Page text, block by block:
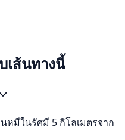
เส้นทางนี้
หมีในรัศมี 5 กิโลเมตรจาก